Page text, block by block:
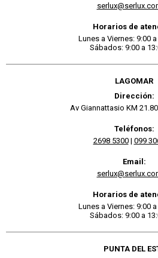
Horarios de
Lunes a Viernes: 9:00
Sábados: 9:00 a
LAGOMAR
Dirección:
Av Giannattasio KM
Teléfonos:
2698 5300| 099
Email:
Horarios de
Lunes a Viernes: 9:00
Sábados: 9:00 a
PUNTA DEL